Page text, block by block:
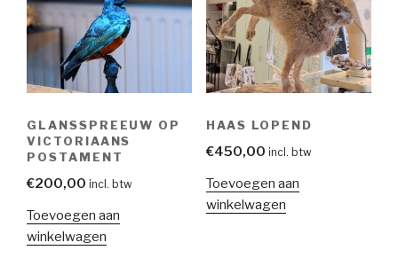
GLANSSPREEUW OP
VICTORIAANS
POSTAMENT
€200,00 incl. btw
Toevoegen aan
winkelwagen
HAAS LOPEND
€450,00 incl. btw
Toevoegen aan
winkelwagen